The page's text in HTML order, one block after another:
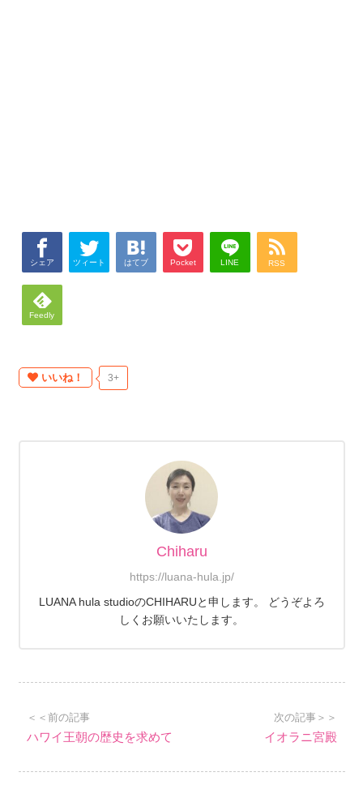
シェア ツィート はてブ Pocket LINE RSS
Feedly
いいね！ 3+
Chiharu
https://luana-hula.jp/
LUANA hula studioのCHIHARUと申します。 どうぞよろ
しくお願いいたします。
＜＜前の記事
ハワイ王朝の歴史を求めて
次の記事＞＞
イオラニ宮殿